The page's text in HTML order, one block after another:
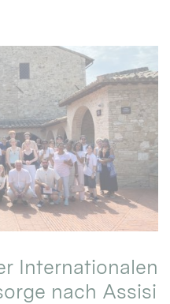
Internationalen
nach Assisi